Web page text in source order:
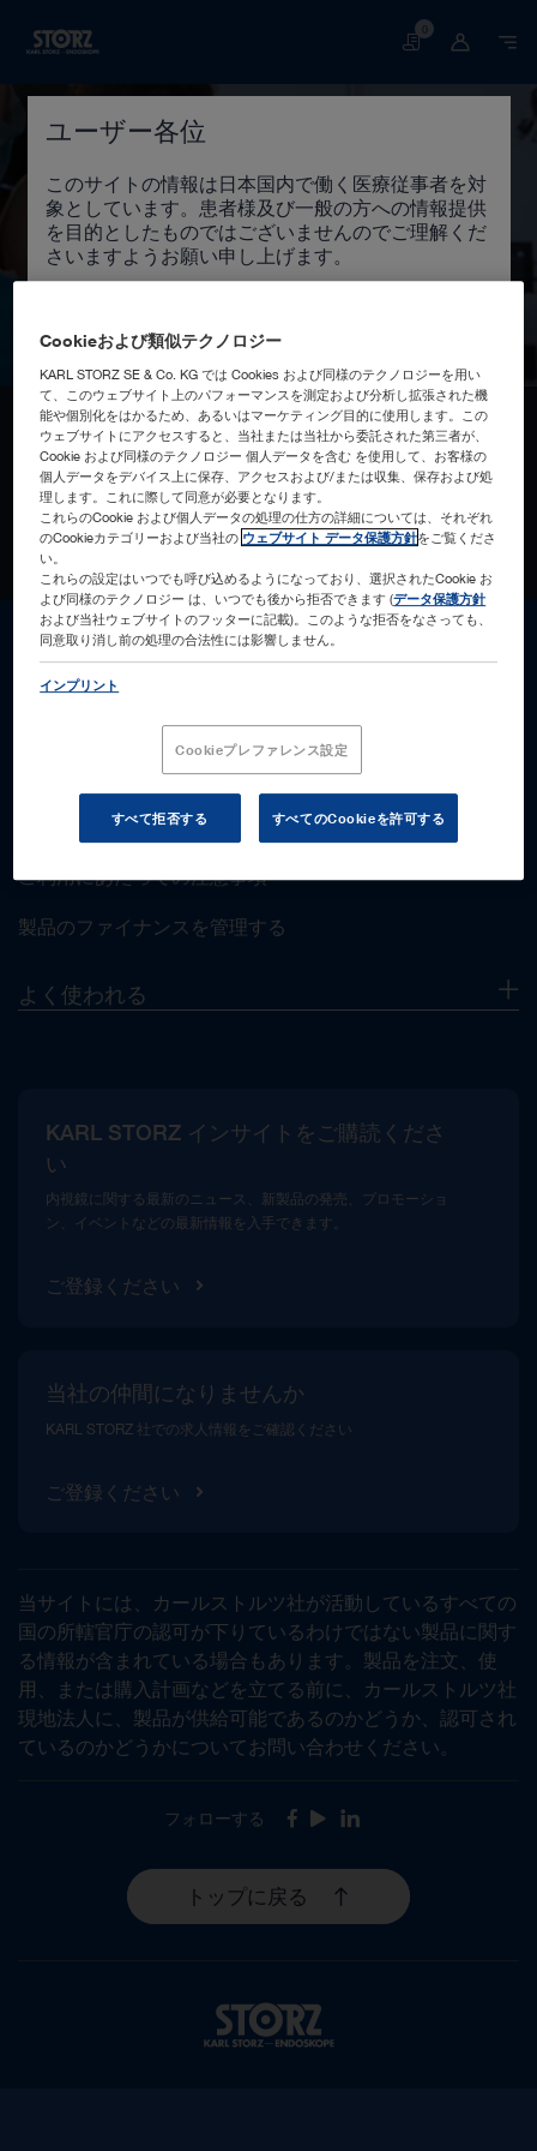
買
スタートページ 人間医療 専門領域 耳鼻咽喉科
耳鼻咽喉科
75 年以上にわたり、どこでもケアを可
能にすることにより、耳鼻咽喉科の早
期診断と介入を再定義してきました。
ご利用にあたっての注意事項
製品のファイナンスを管理する
よく使われる
コンプライアンスホットライン
メディアテーク
KARL STORZ インサイトをご購読くださ
い
内視鏡に関する最新のニュース、新製品の発売、プロモーショ
ン、イベントなどの最新情報を入手できます。
ご登録ください
当社の仲間になりませんか
KARL STORZ 社での求人情報をご確認ください
ご登録ください
当サイトには、カールストルツ社が活動しているすべての
国の所轄官庁の認可が下りているわけではない製品に関す
る情報が含まれている場合もあります。製品を注文、使
用、または購入計画などを立てる前に、カールストルツ社
現地法人に、製品が供給可能であるのかどうか、認可され
ているのかどうかについてお問い合わせください。
フォローする Facebook
YoutubeLinkedIn
トップに戻る
ユーザー各位
このサイトの情報は日本国内で働く医療従事者を対
象としています。患者様及び一般の方への情報提供
を目的としたものではございませんのでご理解くだ
さいますようお願い申し上げます。
ンの管理者による事前の許可なしに、使用すること
はできません。
日本語以外の言語で表示されている情報は、日本の
医療従事者を対象としていません。
確認しました
キャンセルします
Cookieおよび類似テクノロジー
KARL STORZ SE & Co. KG では Cookies および同様のテクノロジーを用い
て、このウェブサイト上のパフォーマンスを測定および分析し拡張された機
能や個別化をはかるため、あるいはマーケティング目的に使用します。この
ウェブサイトにアクセスすると、当社または当社から委託された第三者が、
Cookie および同様のテクノロジー 個人データを含む を使用して、お客様の
個人データをデバイス上に保存、アクセスおよび/または収集、保存および処
理します。これに際して同意が必要となります。
これらのCookie および個人データの処理の仕方の詳細については、それぞれ
のCookieカテゴリーおよび当社の ウェブサイト データ保護方針をご覧くださ
い。
これらの設定はいつでも呼び込めるようになっており、選択されたCookie お
よび同様のテクノロジー は、いつでも後から拒否できます (データ保護方針
および当社ウェブサイトのフッターに記載)。このような拒否をなさっても、
同意取り消し前の処理の合法性には影響しません。
インプリント
Cookieプレファレンス設定
すべて拒否する すべてのCookieを許可する